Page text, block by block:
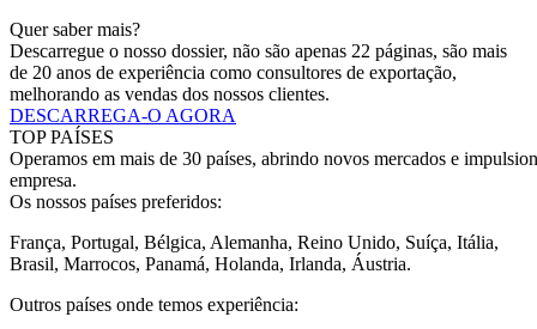
Quer saber mais?
Descarregue o nosso dossier, não são apenas 22 páginas, são mais
de 20 anos de experiência como consultores de exportação,
melhorando as vendas dos nossos clientes.
DESCARREGA-O AGORA
TOP PAÍSES
Operamos em mais de 30 países, abrindo novos mercados e
empresa.
Os nossos países preferidos:
França, Portugal, Bélgica, Alemanha, Reino Unido, Suíça, Itália,
Brasil, Marrocos, Panamá, Holanda, Irlanda, Áustria.
Outros países onde temos experiência: